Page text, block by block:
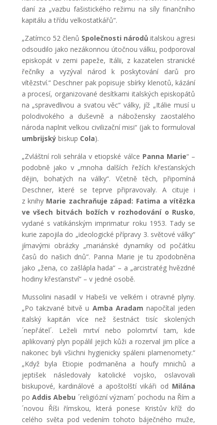
daní za „vazbu fašistického režimu na síly finančního
kapitálu a třídu velkostatkářů“.
„Zatímco 52 členů Společnosti národůitalskou agresi
odsoudilo jako nezákonnou útočnou válku, podporoval
episkopát v zemi papeže, Itálii, z kazatelen stranické
řečníky a vyzýval národ k poskytování darů pro
vítězství.“ Deschner pak popisuje sbírky klenotů, kázání
a procesí, organizované desítkami italských episkopátů
na „spravedlivou a svatou věc“ války, jíž „Itálie musí u
polodivokého a duševně a nábožensky zaostalého
národa naplnit velkou civilizační misi“ (jak to formuloval
umbrijský biskup Cola).
„Zvláštní roli sehrála v etiopské válce Panna Marie“ –
podobně jako v „mnoha dalších řežích křesťanských
dějin, bohatých na války“. Včetně těch, připomíná
Deschner, které se teprve připravovaly. A cituje i
z knihy Marie zachraňuje západ: Fatima a vítězka
ve všech bitvách božích v rozhodování o Rusko,
vydané s vatikánským imprimatur roku 1953. Tady se
kurie zapojila do „ideologické přípravy 3. světové války“
jímavými obrázky „mariánské dynamiky od počátku
časů do našich dnů“. Panna Marie je tu zpodobněna
jako „žena, co zašlápla hada“ – a „arcistratég hvězdné
hodiny křesťanství“ – v jedné osobě.
Mussolini nasadil v Habeši ve velkém i otravné plyny.
„Po takzvané bitvě u Amba Aradam napočítal jeden
italský kapitán více než šestnáct tisíc skolených
´nepřátel´. Leželi mrtví nebo polomrtví tam, kde
aplikovaný plyn popálil jejich kůži a rozerval jim plíce a
nakonec byli všichni hygienicky spáleni plamenomety.“
„Když byla Etiopie podmaněna a houfy mnichů a
jeptišek následovaly katolické vojsko, oslavovali
biskupové, kardinálové a apoštolští vikáři od Milána
poAddis Abebu ´religiózní význam´ pochodu na Řím a
´novou Říši římskou, která ponese Kristův kříž do
celého světa pod vedením tohoto báječného muže,